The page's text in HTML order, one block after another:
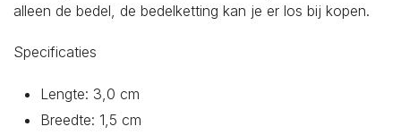
alleen de bedel, de bedelketting kan je er los bij kopen.
Specificaties
Lengte: 3,0 cm
Breedte: 1,5 cm